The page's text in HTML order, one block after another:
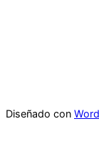
Diseñado con